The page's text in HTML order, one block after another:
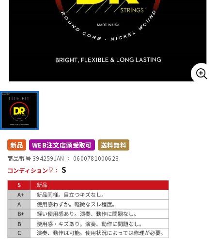
その他楽器
アンプ エフェクター
配信/ライブ機器
中古
新品 WEB注文店頭受取可 送料無料
商品番号 394259JAN ： 0600781000628
コンディション
： S